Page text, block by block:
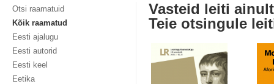
Otsi raamatuid
Kõik raamatud
Eesti ajalugu
Eesti autorid
Eesti keel
Eetika
Vasteid leiti
Teie otsingule